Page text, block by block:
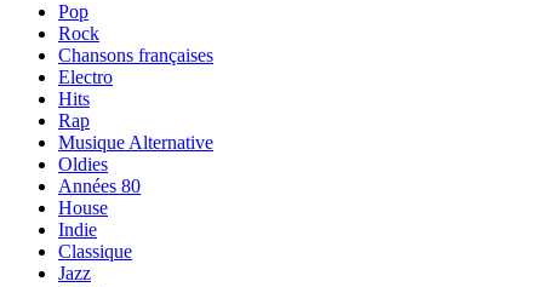
Pop
Rock
Chansons françaises
Electro
Hits
Rap
Musique Alternative
Oldies
Années 80
House
Indie
Classique
Jazz